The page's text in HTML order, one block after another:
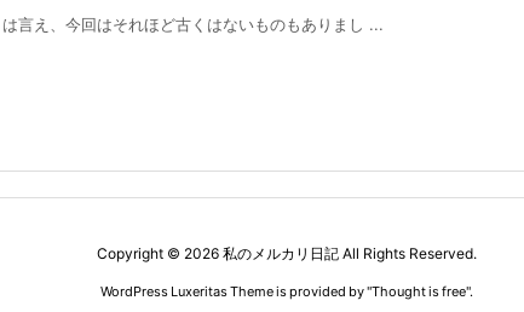
言え、今回はそれほど古くはないものもありまし ...
Copyright © 2026 私のメルカリ日記 All Rights Reserved.
WordPress Luxeritas Theme is provided by "Thought is free".